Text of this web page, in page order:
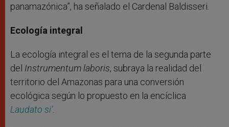
panamazónica”, ha señalado el Cardenal Baldisseri.
Ecología integral
La ecología integral es el tema de la segunda parte
del Instrumentum laboris, subraya la realidad del
territorio del Amazonas para una conversión
ecológica según lo propuesto en la encíclica
Laudato si’.